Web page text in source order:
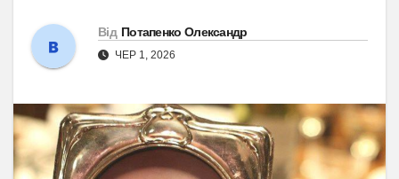
Від Потапенко Олександр
ЧЕР 1, 2026